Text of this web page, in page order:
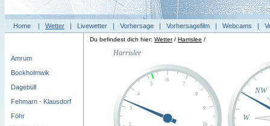
Home|Wetter|Livewetter|Vorhersage|Vorhersagefilm|Webcams|
Amrum
Bockholmwik
Dagebüll
Fehmarn - Klausdorf
Föhr
Du befindest dich hier: Wetter/ Harrislee /